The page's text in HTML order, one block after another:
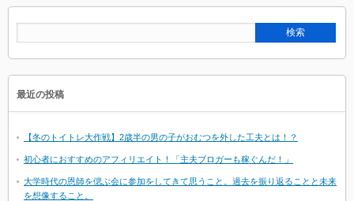
最近の投稿
【冬のトイトレ大作戦】2歳半の男の子がおむつを外した工夫とは！？
初心者におすすめのアフィリエイト！「主夫ブロガーも稼ぐんだ！」
大学時代の恩師を偲ぶ会に参加をしてきて思うこと。過去を振り返ることと未来
を想像すること。